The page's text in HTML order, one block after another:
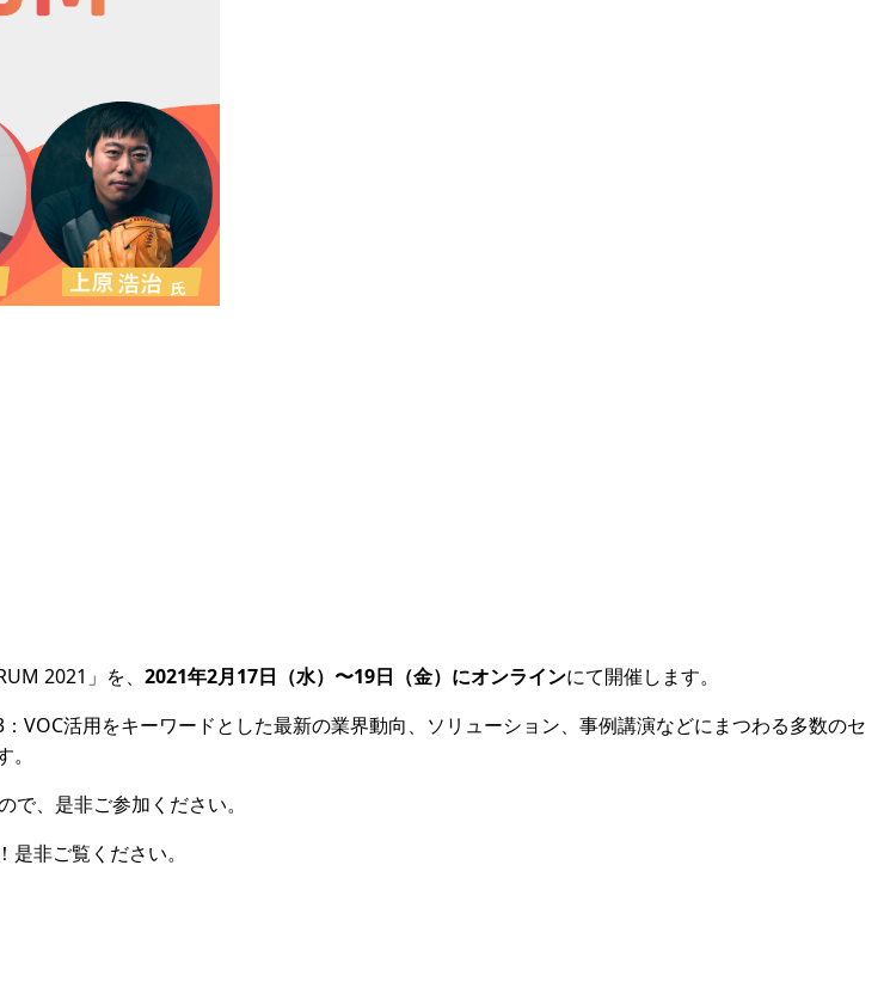
2021」を、 2021年2月17日（水）〜19日（金）にオンラインにて開催します。
VOC活用をキーワードとした最新の業界動向、ソリューション、事例講演などにまつわる多数のセ
、是非ご参加ください。
非ご覧ください。